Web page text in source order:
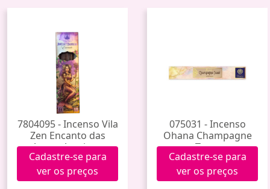
7804095 - Incenso Vila
Zen Encanto das
Aguas Ameixa e
Baunilha
Cadastre-se para
ver os preços
075031 - Incenso
Ohana Champagne
Toast
Cadastre-se para
ver os preços